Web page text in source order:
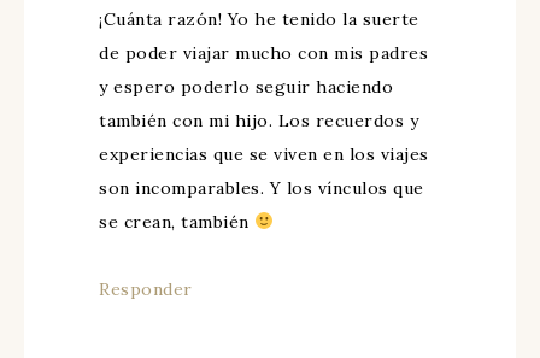
¡Cuánta razón! Yo he tenido la suerte
de poder viajar mucho con mis padres
y espero poderlo seguir haciendo
también con mi hijo. Los recuerdos y
experiencias que se viven en los viajes
son incomparables. Y los vínculos que
se crean, también
Responder